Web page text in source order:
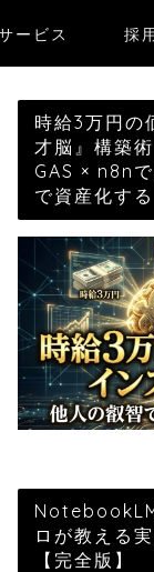
ービス 採
時給3万円の
才脳』構築
GAS × n8n
で資産化す
ロが教える
【完全版】